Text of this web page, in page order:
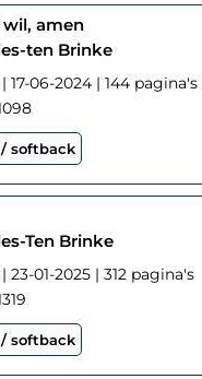
wil, amen
ten Brinke
17-06-2024 | 144 pagina's
softback
Ten Brinke
23-01-2025 | 312 pagina's
softback